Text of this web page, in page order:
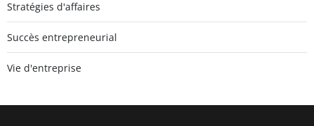
Stratégies d'affaires
Succès entrepreneurial
Vie d'entreprise